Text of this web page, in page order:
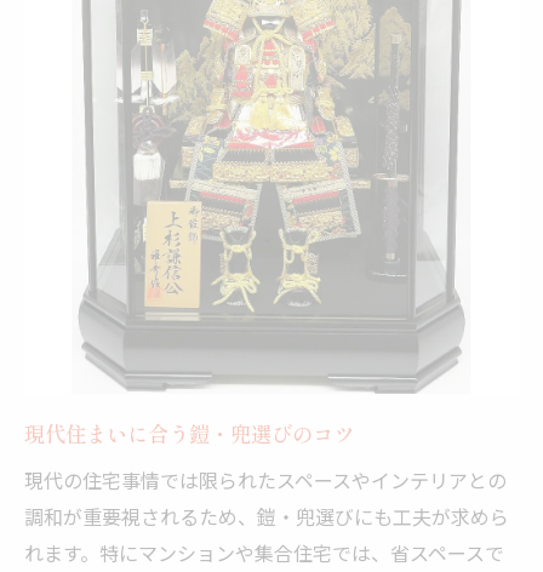
六角ガラスケース入り五月人形の魅力解説
六角ガラスケース鎧・兜の立体感が魅力
傷がつきにくいガラスケースの利点とは
斜めからも美しい鎧・兜の飾り方を紹介
ガラスケース入り五月人形の省スペース性
長期間美しさを保つ鎧・兜飾りの秘訣
両家相談で選ぶ現代的な鎧・兜のポイント
現代家庭での鎧・兜購入の分担方法
両家で納得する鎧・兜選びの進め方
五月人形の選び方と家族の話し合いの重要
性
両実家と相談しやすい鎧・兜選定ポイント
ネットカタログ活用で鎧・兜を比較検討
飾りやすさ抜群の5号サイズが人気の理由
現代住まいに合う鎧・兜選びのコツ
現代の住宅事情では限られたスペースやインテリアとの
調和が重要視されるため、鎧・兜選びにも工夫が求めら
れます。特にマンションや集合住宅では、省スペースで